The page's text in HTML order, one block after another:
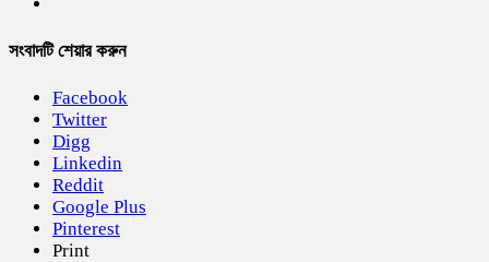
সংবাদটি শেয়ার করুন
Facebook
Twitter
Digg
Linkedin
Reddit
Google Plus
Pinterest
Print